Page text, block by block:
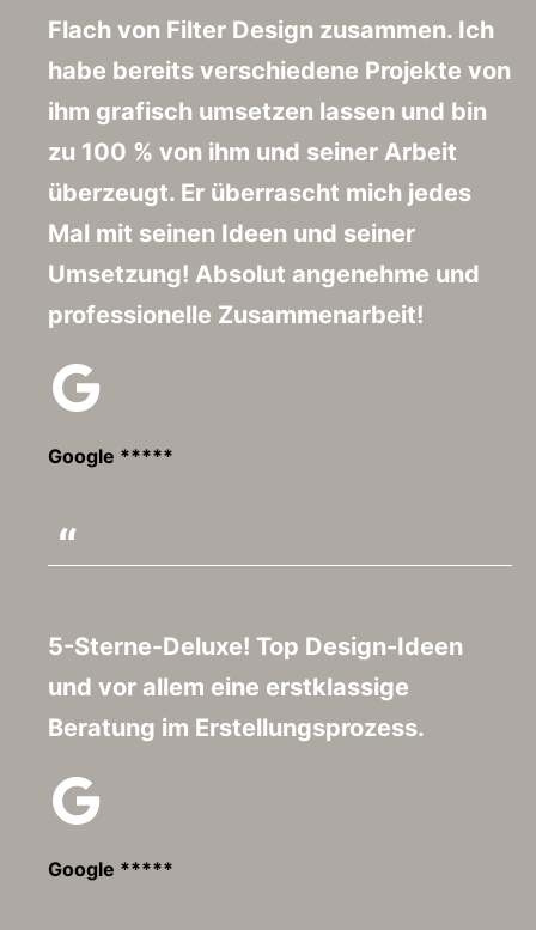
Flach von Filter Design zusammen. Ich
habe bereits verschiedene Projekte von
ihm grafisch umsetzen lassen und bin
zu 100 % von ihm und seiner Arbeit
überzeugt. Er überrascht mich jedes
Mal mit seinen Ideen und seiner
Umsetzung! Absolut angenehme und
professionelle Zusammenarbeit!
Google *****
5-Sterne-Deluxe! Top Design-Ideen
und vor allem eine erstklassige
Beratung im Erstellungsprozess.
Google *****